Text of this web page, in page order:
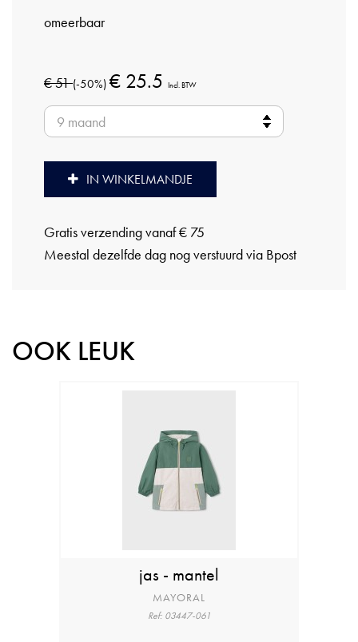
omeerbaar
€ 51(-50%) € 25.5 Incl. BTW
IN WINKELMANDJE
Gratis verzending vanaf € 75
Meestal dezelfde dag nog verstuurd via Bpost
OOK LEUK
jas - mantel
MAYORAL
Ref: 03447-061